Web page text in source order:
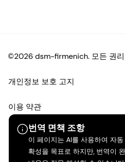
번역 면책 조항
이 페이지는 AI를 사용하여 자
확성을 목표로 하지만, 번역이
©2026 dsm-firmenich. 모든 권리
개인정보 보호 고지
이용 약관
약관
캘리포니아 투명성